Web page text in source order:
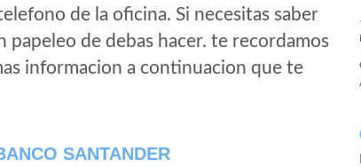
de la oficina. Si necesitas saber
de debas hacer. te recordamos
informacion a continuacion que te
SANTANDER